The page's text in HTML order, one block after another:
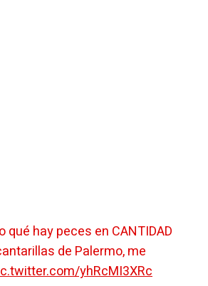
de Palermo, me
yhRcMI3XRc